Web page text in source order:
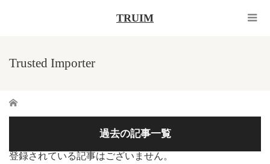
TRUIM
Trusted Importer
ホーム
過去の記事一覧
登録されている記事はございません。